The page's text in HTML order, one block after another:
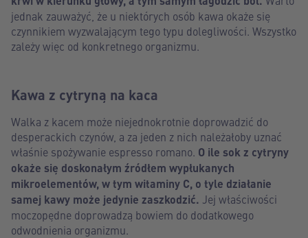
jednak zauważyć, że u niektórych osób kawa okaże się
czynnikiem wyzwalającym tego typu dolegliwości. Wszystko
zależy więc od konkretnego organizmu.
Kawa z cytryną na kaca
Walka z kacem może niejednokrotnie doprowadzić do
desperackich czynów, a za jeden z nich należałoby uznać
właśnie spożywanie espresso romano. O ile sok z cytryny
okaże się doskonałym źródłem wypłukanych
mikroelementów, w tym witaminy C, o tyle działanie
samej kawy może jedynie zaszkodzić. Jej właściwości
moczopędne doprowadzą bowiem do dodatkowego
odwodnienia organizmu.